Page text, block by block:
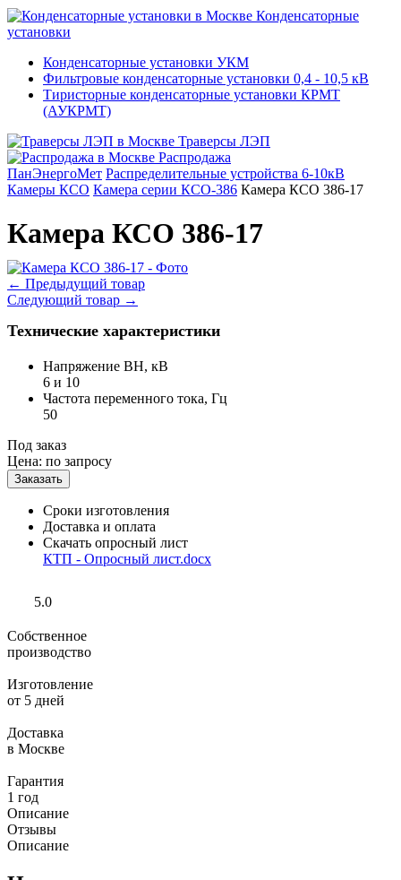
Конденсаторные
установки
Конденсаторные установки УКМ
Фильтровые конденсаторные установки 0,4 - 10,5 кВ
Тиристорные конденсаторные установки КРМТ
(АУКРМТ)
Траверсы ЛЭП
Распродажа
ПанЭнергоМет Распределительные устройства 6-10кВ
Камеры КСО Камера серии КСО-386 Камера КСО 386-17
Камера КСО 386-17
← Предыдущий товар
Следующий товар →
Технические характеристики
Напряжение ВН, кВ
6 и 10
Частота переменного тока, Гц
50
Под заказ
Цена: по запросу
Сроки изготовления
Доставка и оплата
Скачать опросный лист
КТП - Опросный лист.docx
5.0
Собственное
производство
Изготовление
от 5 дней
Доставка
в Москве
Гарантия
1 год
Описание
Отзывы
Описание